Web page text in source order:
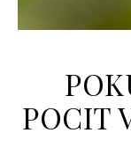
POCIT